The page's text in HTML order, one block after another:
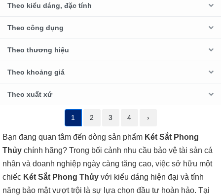
Theo kiểu dáng, đặc tính
Theo công dụng
Theo thương hiệu
Theo khoảng giá
Theo xuất xứ
1 2 3 4 ›
Bạn đang quan tâm đến dòng sản phẩm Két Sắt Phong
Thủy chính hãng? Trong bối cảnh nhu cầu bảo vệ tài sản cá
nhân và doanh nghiệp ngày càng tăng cao, việc sở hữu một
chiếc Két Sắt Phong Thủy với kiểu dáng hiện đại và tính
năng bảo mật vượt trội là sự lựa chọn đầu tư hoàn hảo. Tại